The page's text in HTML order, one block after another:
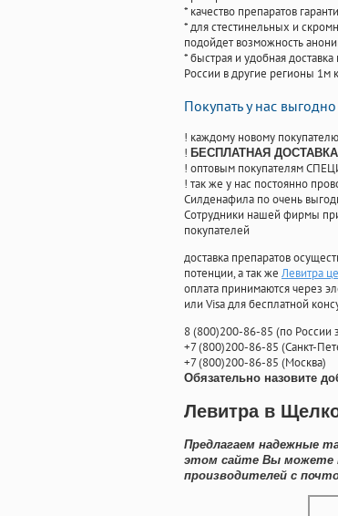
* качество препаратов
* для стестинельных и
подойдет возможность
* быстрая и удобная
России в другие регионы 1м
Покупать у нас выгодно
! каждому новому покупателю
! БЕСПЛАТНАЯ ДОСТАВКА
! оптовым покупателям
! так же у нас постоянно
Силденафила по очень
Cотрудники нашей фирмы
покупателей
доставка препаратов
потенции, а так же Левитра
оплата принимаются через
или Visa для бесплатной
8(800)200-86-85 (по России
+7(800)200-86-85 (Санкт-
+7(800)200-86-85 (Москва)
Обязательно назовите
Левитра в
Предлагаем надежные
этом сайте Вы можете
производителей с